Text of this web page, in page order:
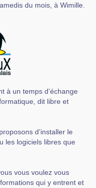
du mois, à Wimille.
à un temps d’échange
dit libre et
d’installer le
les logiciels libres que
vous voulez vous
qui y entrent et